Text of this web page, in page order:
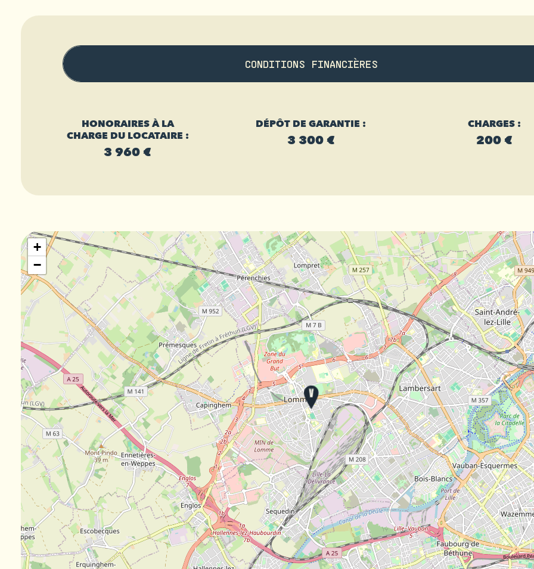
CONDITIONS FINANCIÈRES
HONORAIRES À LA
CHARGE DU LOCATAIRE :
3 960 €
DÉPÔT DE GARANTIE :
3 300 €
CHARGES :
200 €
+
−